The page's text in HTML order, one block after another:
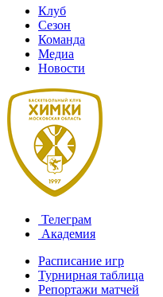
Клуб
Сезон
Команда
Медиа
Новости
Телеграм
Академия
Расписание игр
Турнирная таблица
Репортажи матчей